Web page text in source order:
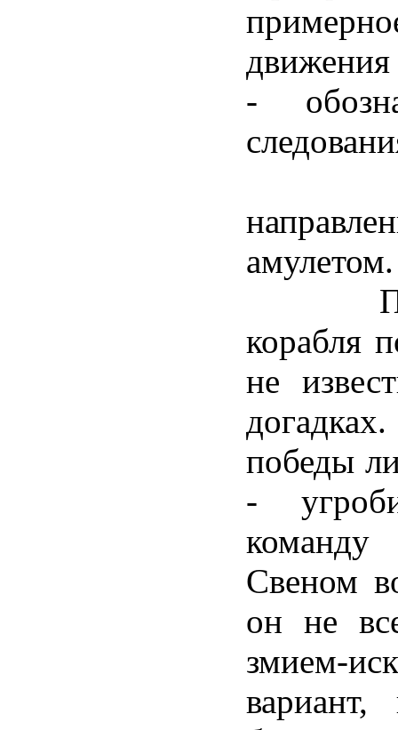
-
амулетом.
корабля
не
победы
-
Свеном
он не
змием-